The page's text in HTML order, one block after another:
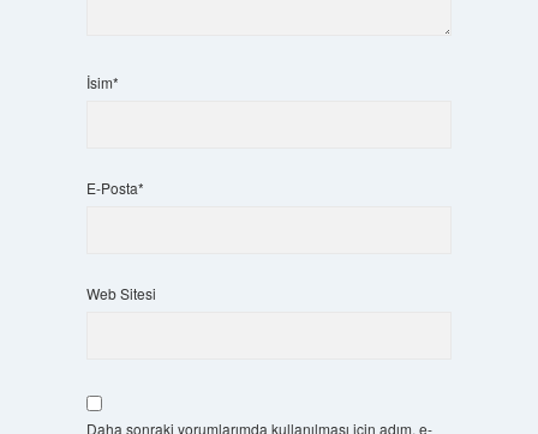
İsim*
E-Posta*
Web Sitesi
Daha sonraki yorumlarımda kullanılması için adım, e-